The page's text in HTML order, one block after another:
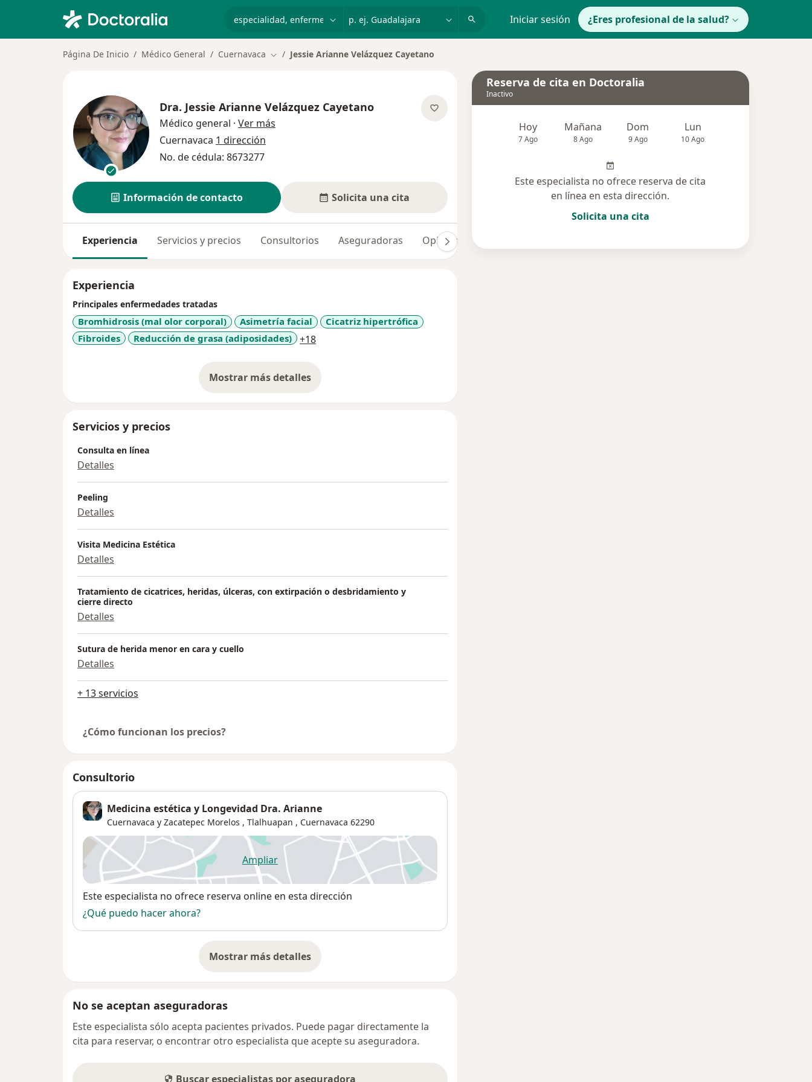
Iniciar sesión ¿Eres profesional de la salud?
Página De Inicio Médico General Cuernavaca Cambiar de ciudad
Jessie Arianne Velázquez Cayetano
Dra. Jessie Arianne Velázquez Cayetano
Médico general · Ver más
Cuernavaca 1 dirección
No. de cédula: 8673277
Información de contacto Solicita una cita
Experiencia Servicios y precios Consultorios Aseguradoras Opiniones
Experiencia
Principales enfermedades tratadas
Bromhidrosis (mal olor corporal) Asimetría facial
Cicatriz hipertrófica
Fibroides
Reducción de grasa (adiposidades) +18a11y_sr_more_diseases
Mostrar más detalles
sobre la experiencia
Servicios y precios
Consulta en línea
Detalles
Peeling
Detalles
Visita Medicina Estética
Detalles
Tratamiento de cicatrices, heridas, úlceras, con extirpación o desbridamiento y
cierre directo
Detalles
Sutura de herida menor en cara y cuello
Detalles
+ 13 servicios
¿Cómo funcionan los precios?
Consultorio
Medicina estética y Longevidad Dra. Arianne
Cuernavaca y Zacatepec Morelos , Tlalhuapan , Cuernavaca 62290
Ampliarse abre en una nueva pestaña
Disponibilidad
Este especialista no ofrece reserva online en esta dirección
¿Qué puedo hacer ahora?
Mostrar más detalles
sobre la dirección
No se aceptan aseguradoras
Este especialista sólo acepta pacientes privados. Puede pagar directamente la
cita para reservar, o encontrar otro especialista que acepte su aseguradora.
Buscar especialistas por aseguradora
Reserva de cita en Doctoralia
Inactivo
Hoy
7 Ago
Mañana
8 Ago
Dom
9 Ago
Lun
10 Ago
Este especialista no ofrece reserva de cita
en línea en esta dirección.
Solicita una cita